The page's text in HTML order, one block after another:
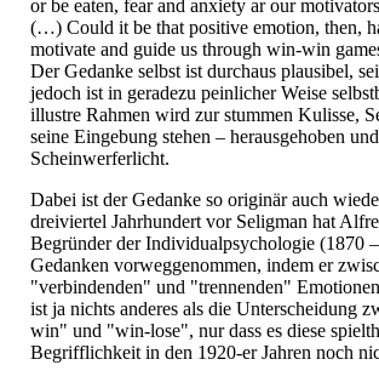
or be eaten, fear and anxiety ar our
(…) Could it be that positive emotion, then,
motivate and guide us through win-win
Der Gedanke selbst ist durchaus plausibel,
jedoch ist in geradezu peinlicher Weise
illustre Rahmen wird zur stummen Kulisse,
seine Eingebung stehen – herausgehoben
Scheinwerferlicht.
Dabei ist der Gedanke so originär auch
dreiviertel Jahrhundert vor Seligman hat
Begründer der Individualpsychologie (1870
Gedanken vorweggenommen, indem er
"verbindenden" und "trennenden"
ist ja nichts anderes als die Unterscheidung
win" und "win-lose", nur dass es diese
Begrifflichkeit in den 1920-er Jahren noch